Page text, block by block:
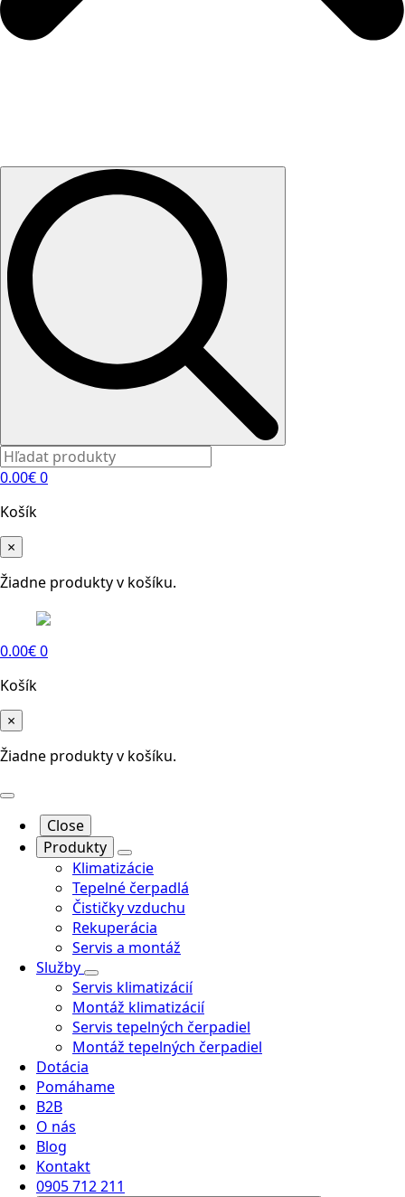
0.00€0
Košík
×
Žiadne produkty v košíku.
0.00€0
Košík
×
Žiadne produkty v košíku.
Close
Produkty
Klimatizácie
Tepelné čerpadlá
Čističky vzduchu
Rekuperácia
Servis a montáž
Služby
Servis klimatizácií
Montáž klimatizácií
Servis tepelných čerpadiel
Montáž tepelných čerpadiel
Dotácia
Pomáhame
B2B
O nás
Blog
Kontakt
0905 712 211